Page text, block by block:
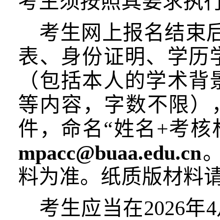
考生网上报名结束
表、身份证明、学历
（包括本人的学术
等内容，字数不限
件，命名“姓名+考
mpacc@buaa.edu.cn
料为准。纸质版材料
考生应当在2026年